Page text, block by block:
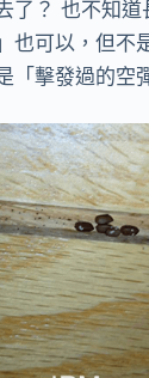
了？ 也不知
也可以，但不
「擊發過的空